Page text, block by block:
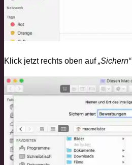
Klick jetzt rechts oben auf„Sichern“